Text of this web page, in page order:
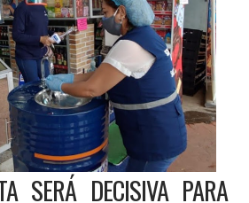
SERÁ DECISIVA PARA